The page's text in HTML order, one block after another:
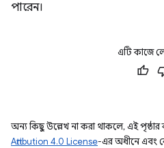
পারেন।
এটি কাজে
অন্য কিছু উল্লেখ না করা থাকলে, এই পৃষ্ঠার
Attribution 4.0 License-এর অধীনে এবং